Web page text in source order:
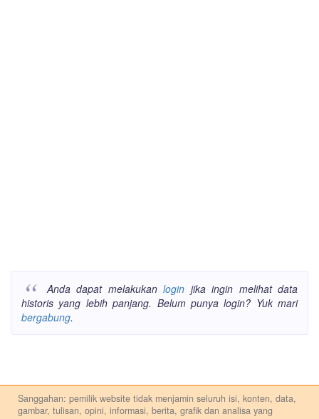
Anda dapat melakukanlogin jika ingin melihat data
historis yang lebih panjang. Belum punya login? Yuk mari
bergabung.
Sanggahan: pemilik website tidak menjamin seluruh isi, konten, data,
gambar, tulisan, opini, informasi, berita, grafik dan analisa yang